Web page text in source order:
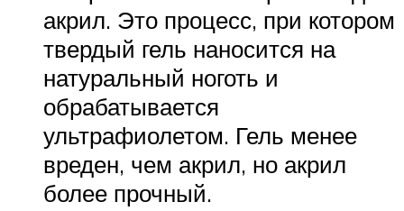
акрил. Это процесс, при котором
твердый гель наносится на
натуральный ноготь и
обрабатывается
ультрафиолетом. Гель менее
вреден, чем акрил, но акрил
более прочный.